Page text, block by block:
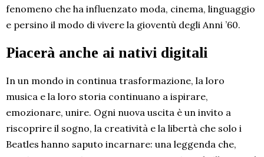
fenomeno che ha influenzato moda, cinema, linguaggio
e persino il modo di vivere la gioventù degli Anni ’60.
Piacerà anche ai nativi digitali
In un mondo in continua trasformazione, la loro
musica e la loro storia continuano a ispirare,
emozionare, unire. Ogni nuova uscita è un invito a
riscoprire il sogno, la creatività e la libertà che solo i
Beatles hanno saputo incarnare: una leggenda che,